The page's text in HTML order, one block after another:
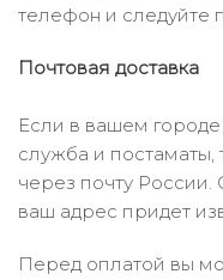
телефон и следуйте
Почтовая доставка
Если в вашем городе
служба и постаматы,
через почту России.
ваш адрес придет
Перед оплатой вы